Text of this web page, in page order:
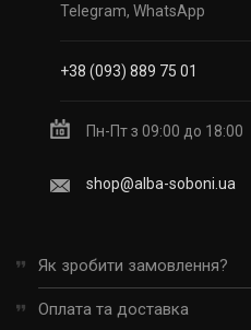
Telegram, WhatsApp
+38 (093) 889 75 01
Пн-Пт з 09:00 до 18:00
shop@alba-soboni.ua
Як зробити замовлення?
Оплата та доставка